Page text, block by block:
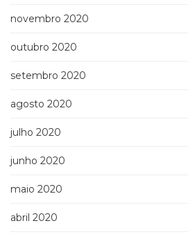
novembro 2020
outubro 2020
setembro 2020
agosto 2020
julho 2020
junho 2020
maio 2020
abril 2020